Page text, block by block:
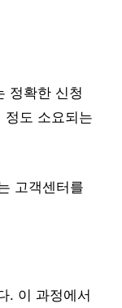
정확한 신청
정도 소요되는
고객센터를
. 이 과정에서